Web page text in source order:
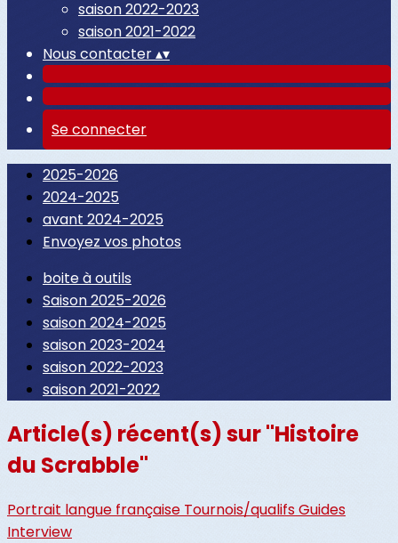
saison 2022-2023
saison 2021-2022
Nous contacter▴▾
Se connecter
2025-2026
2024-2025
avant 2024-2025
Envoyez vos photos
boite à outils
Saison 2025-2026
saison 2024-2025
saison 2023-2024
saison 2022-2023
saison 2021-2022
Article(s) récent(s) sur "Histoire
du Scrabble"
Portrait langue française Tournois/qualifsGuides
Interview